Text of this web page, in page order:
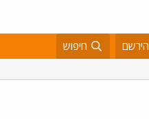
הירשם חיפוש